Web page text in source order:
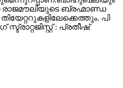
ബ്രഹ്മാണ്ഡ
പി
: പ്രതീഷ്